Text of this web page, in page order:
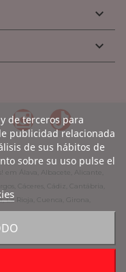


LinkedinTikTok
de terceros para
publicidad relacionada
de sus hábitos de
sobre su uso pulse el
em Álava, Albacete, Alicante,
Cáceres, Cádiz, Cantábria,
La Rioja, Cuenca, Girona,
Jaen, León, Lleida, Lugo,
Pontevedra, Rioja,